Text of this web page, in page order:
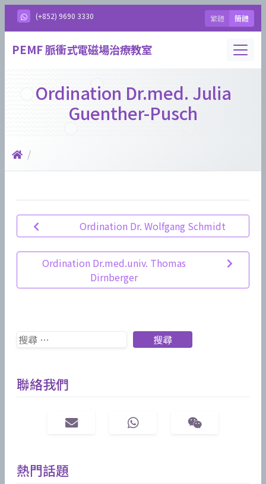
(+852) 9690 3330 繁體 簡體
PEMF 脈衝式電磁場治療教室
Ordination Dr.med. Julia
Guenther-Pusch
/
Ordination Dr. Wolfgang Schmidt
Ordination Dr.med.univ. Thomas
Dirnberger
Search 搜尋
聯絡我們
熱門話題